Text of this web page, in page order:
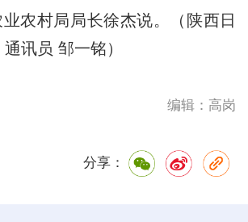
业农村局局长徐杰说。（陕西日
讯员 邹一铭）
编辑：高岗
分享：